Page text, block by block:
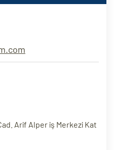
Arif Alper iş Merkezi Kat